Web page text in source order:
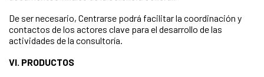
De ser necesario, Centrarse podrá facilitar la coordinación y
contactos de los actores clave para el desarrollo de las
actividades de la consultoría.
VI. PRODUCTOS